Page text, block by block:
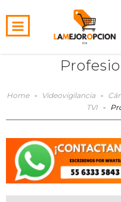
Home - Videovigilancia -
TVI -